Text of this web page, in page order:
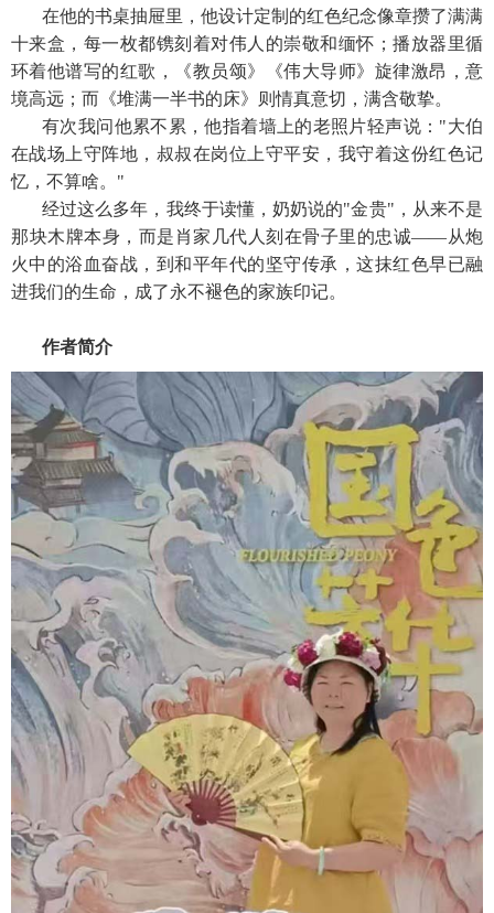
在他的书桌抽屉里，他设计定制的红色纪念像章攒了满满
十来盒，每一枚都镌刻着对伟人的崇敬和缅怀；播放器里循
环着他谱写的红歌，《教员颂》《伟大导师》旋律激昂，意
境高远；而《堆满一半书的床》则情真意切，满含敬挚。
有次我问他累不累，他指着墙上的老照片轻声说："大伯
在战场上守阵地，叔叔在岗位上守平安，我守着这份红色记
忆，不算啥。"
经过这么多年，我终于读懂，奶奶说的"金贵"，从来不是
那块木牌本身，而是肖家几代人刻在骨子里的忠诚——从炮
火中的浴血奋战，到和平年代的坚守传承，这抹红色早已融
进我们的生命，成了永不褪色的家族印记。
作者简介